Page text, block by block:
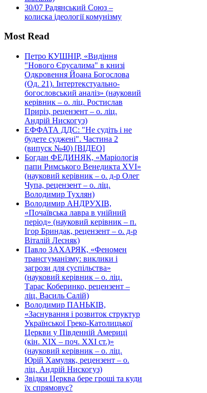
30/07 Радянський Союз –
колиска ідеології комунізму
Most Read
Петро КУШНІР, «Видіння
"Нового Єрусалима" в книзі
Одкровення Йоана Богослова
(Од. 21). Інтертекстуально-
богословський аналіз» (науковий
керівник – о. ліц. Ростислав
Приріз, рецензент – о. ліц.
Андрій Нискогуз)
ЕФФАТА ДДС: "Не судіть і не
будете суджені". Частина 2
(випуск №40) [ВІДЕО]
Богдан ФЕДИНЯК, «Маріологія
папи Римського Венедикта XVI»
(науковий керівник – о. д-р Олег
Чупа, рецензент – о. ліц.
Володимир Тухлян)
Володимир АНДРУХІВ,
«Почаївська лавра в унійний
період» (науковий керівник – п.
Ігор Бриндак, рецензент – о. д-р
Віталій Лесняк)
Павло ЗАХАРЯК, «Феномен
трансгуманізму: виклики і
загрози для суспільства»
(науковий керівник – о. ліц.
Тарас Коберинко, рецензент –
ліц. Василь Салій)
Володимир ПАНЬКІВ,
«Заснування і розвиток структур
Української Греко-Католицької
Церкви у Південній Америці
(кін. ХІХ – поч. ХХІ ст.)»
(науковий керівник – о. ліц.
Юрій Хамуляк, рецензент – о.
ліц. Андрій Нискогуз)
Звідки Церква бере гроші та куди
їх спрямовує?